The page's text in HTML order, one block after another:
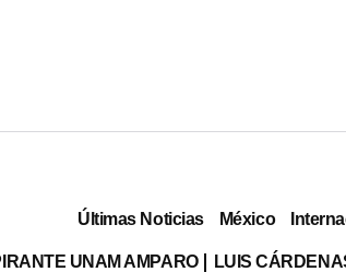
Últimas Noticias México
UNAM AMPARO LUIS